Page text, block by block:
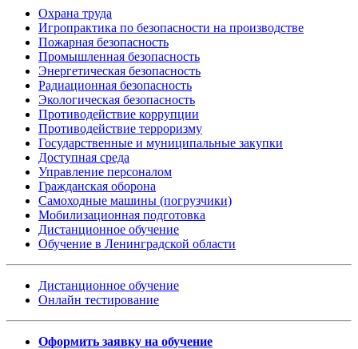
Охрана труда
Игропрактика по безопасности на производстве
Пожарная безопасность
Промышленная безопасность
Энергетическая безопасность
Радиационная безопасность
Экологическая безопасность
Противодействие коррупции
Противодействие терроризму
Государственные и муниципальные закупки
Доступная среда
Управление персоналом
Гражданская оборона
Самоходные машины (погрузчики)
Мобилизационная подготовка
Дистанционное обучение
Обучение в Ленинградской области
Дистанционное обучение
Онлайн тестирование
Оформить заявку на обучение